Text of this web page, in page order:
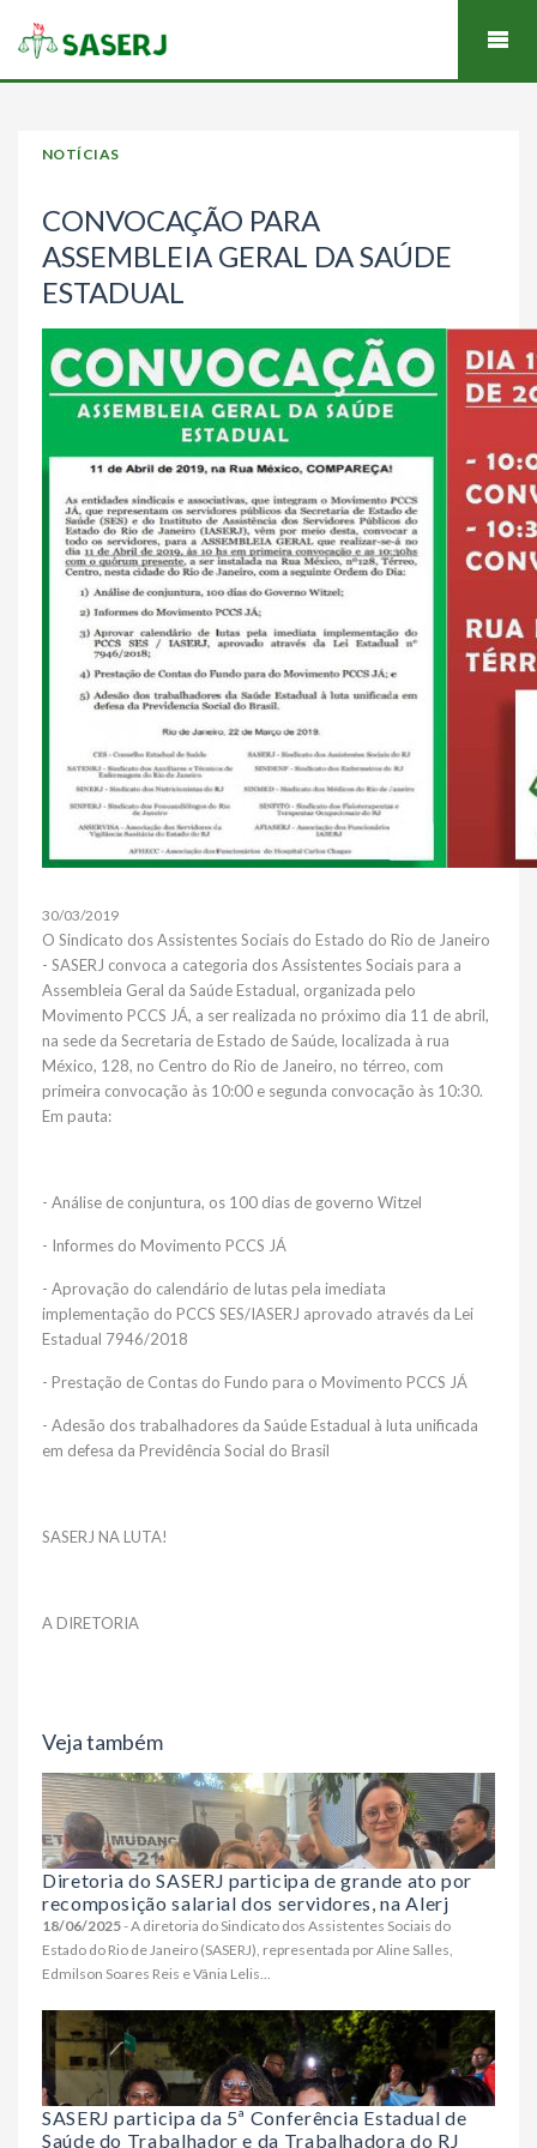
NOTÍCIAS
CONVOCAÇÃO PARA
ASSEMBLEIA GERAL DA SAÚDE
ESTADUAL
30/03/2019
O Sindicato dos Assistentes Sociais do Estado do Rio de Janeiro
- SASERJ convoca a categoria dos Assistentes Sociais para a
Assembleia Geral da Saúde Estadual, organizada pelo
Movimento PCCS JÁ, a ser realizada no próximo dia 11 de abril,
na sede da Secretaria de Estado de Saúde, localizada à rua
México, 128, no Centro do Rio de Janeiro, no térreo, com
primeira convocação às 10:00 e segunda convocação às 10:30.
Em pauta:
- Análise de conjuntura, os 100 dias de governo Witzel
- Informes do Movimento PCCS JÁ
- Aprovação do calendário de lutas pela imediata
implementação do PCCS SES/IASERJ aprovado através da Lei
Estadual 7946/2018
- Prestação de Contas do Fundo para o Movimento PCCS JÁ
- Adesão dos trabalhadores da Saúde Estadual à luta unificada
em defesa da Previdência Social do Brasil
SASERJ NA LUTA!
A DIRETORIA
Veja também
Diretoria do SASERJ participa de grande ato por
recomposição salarial dos servidores, na Alerj
18/06/2025- A diretoria do Sindicato dos Assistentes Sociais do
Estado do Rio de Janeiro (SASERJ), representada por Aline Salles,
Edmilson Soares Reis e Vânia Lelis...
SASERJ participa da 5ª Conferência Estadual de
Saúde do Trabalhador e da Trabalhadora do RJ